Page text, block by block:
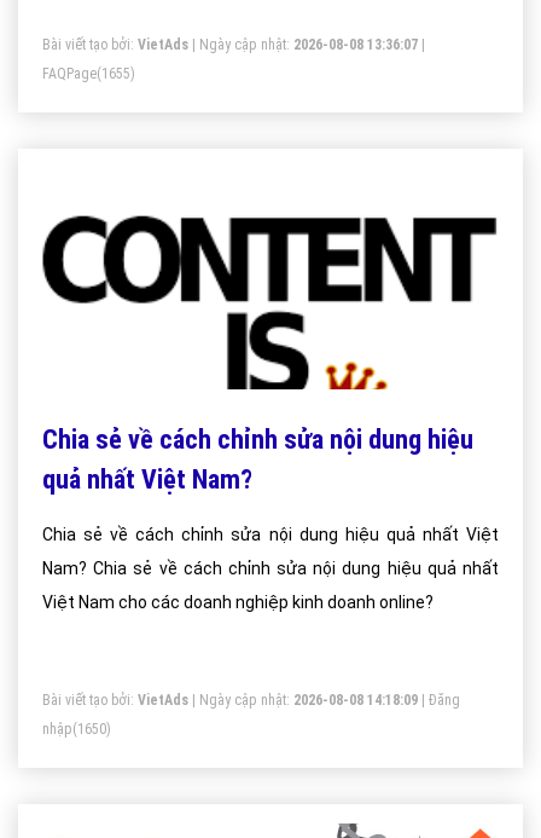
Bài viết tạo bởi: VietAds | Ngày cập nhật: 2026-08-08 13:36:07
FAQPage(1655)
Chia sẻ về cách chỉnh sửa nội dung hiệu
quả nhất Việt Nam?
Chia sẻ về cách chỉnh sửa nội dung hiệu quả nhất Việt
Nam? Chia sẻ về cách chỉnh sửa nội dung hiệu quả nhất
Việt Nam cho các doanh nghiệp kinh doanh online?
Bài viết tạo bởi: VietAds | Ngày cập nhật: 2026-08-08 14:18:09
Đăng
nhập(1650)